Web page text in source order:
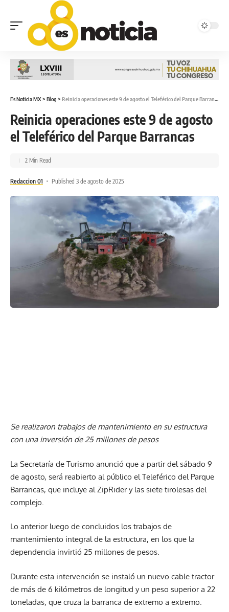
Es Noticia MX> Blog > Reinicia operaciones este 9 de agosto el Teleférico del Parque Barrancas
Reinicia operaciones este 9 de agosto
el Teleférico del Parque Barrancas
Redaccion 01 Published 3 de agosto de 2025
2 Min Read
Se realizaron trabajos de mantenimiento en su estructura
con una inversión de 25 millones de pesos
La Secretaría de Turismo anunció que a partir del sábado 9
de agosto, será reabierto al público el Teleférico del Parque
Barrancas, que incluye al ZipRider y las siete tirolesas del
complejo.
Lo anterior luego de concluidos los trabajos de
mantenimiento integral de la estructura, en los que la
dependencia invirtió 25 millones de pesos.
Durante esta intervención se instaló un nuevo cable tractor
de más de 6 kilómetros de longitud y un peso superior a 22
toneladas, que cruza la barranca de extremo a extremo.